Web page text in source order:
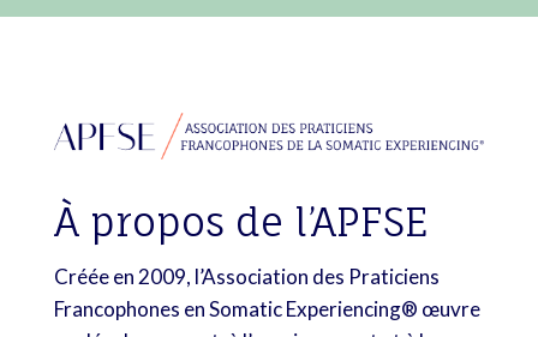
À propos de l’APFSE
Créée en 2009, l’Association des Praticiens
Francophones en Somatic Experiencing® œuvre